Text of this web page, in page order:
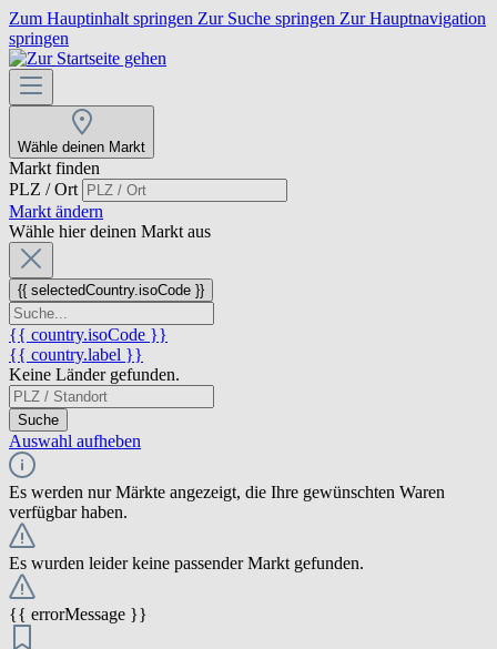
Zum Hauptinhalt springen Zur Suche springen Zur Hauptnavigation
springen
Wähle deinen Markt
Markt finden
PLZ / Ort
Markt ändern
Wähle hier deinen Markt aus
{{ selectedCountry.isoCode }}
{{ country.isoCode }}
{{ country.label }}
Keine Länder gefunden.
Suche
Auswahl aufheben
Es werden nur Märkte angezeigt, die Ihre gewünschten Waren
verfügbar haben.
Es wurden leider keine passender Markt gefunden.
{{ errorMessage }}